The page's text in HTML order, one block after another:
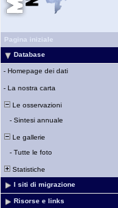
Pagina iniziale
Database
- Homepage dei dati
- La nostra carta
Le osservazioni
- Sintesi annuale
Le gallerie
- Tutte le foto
Statistiche
I siti di migrazione
Risorse e links